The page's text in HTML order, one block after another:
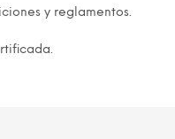
y reglamentos.